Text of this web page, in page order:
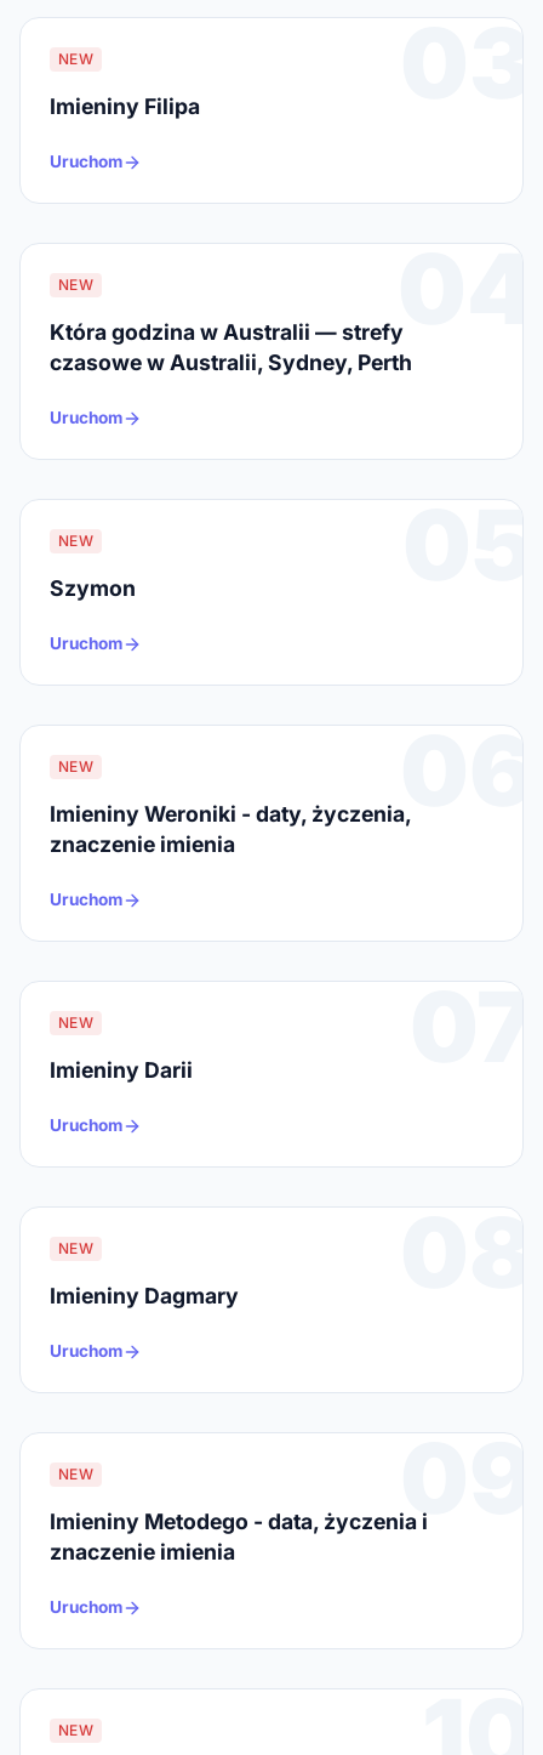
03
NEW
Imieniny Filipa
Uruchom
04
NEW
Która godzina w Australii — strefy
czasowe w Australii, Sydney, Perth
Uruchom
05
NEW
Szymon
Uruchom
06
NEW
Imieniny Weroniki - daty, życzenia,
znaczenie imienia
Uruchom
07
NEW
Imieniny Darii
Uruchom
08
NEW
Imieniny Dagmary
Uruchom
09
NEW
Imieniny Metodego - data, życzenia i
znaczenie imienia
Uruchom
NEW